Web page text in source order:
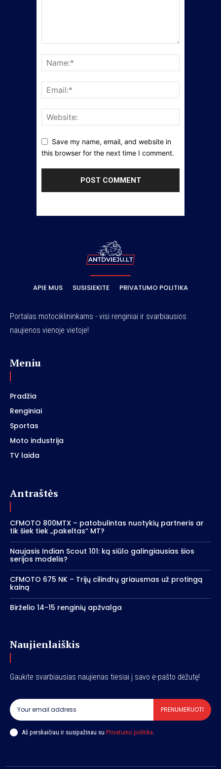
Save my name, email, and website in
this browser for the next time I comment.
APIE MUS SUSISIEKITE PRIVATUMO POLITIKA
Portalas motociklininkams - visi renginiai ir svarbiausios
naujienos vienoje vietoje!
Meniu
Pradžia
Renginiai
Sportas
Moto industrija
TV laida
Antraštės
CFMOTO 800MTX – patobulintas nuotykių partneris ar
tik šiek tiek „pakeltas“ MT?
Naujasis Indian Scout 101: ką siūlo galingiausias šios
serijos modelis?
CFMOTO 675 NK – Trijų cilindrų griausmas už protingą
kainą
Birželio 14-15 renginių apžvalga
Naujienlaiškis
Gaukite svarbiausias naujienas tiesiai į savo e-pašto dėžutę!
PRENUMERUOTI
Aš perskaičiau ir susipažinau su Privatumo politika